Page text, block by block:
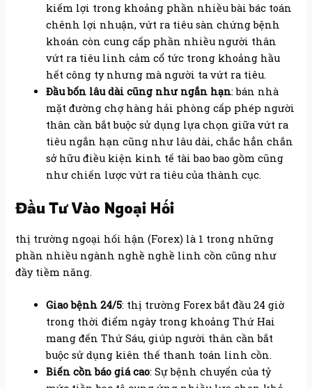
kiếm lợi trong khoảng phần nhiều bài bác toán
chênh lợi nhuận, vứt ra tiêu sàn chứng bệnh
khoán còn cung cấp phần nhiều người thân
vứt ra tiêu linh cảm cổ tức trong khoảng hầu
hết công ty nhưng mà người ta vứt ra tiêu.
Đầu bốn lâu dài cũng như ngắn hạn: bán nhà
mặt đường chợ hàng hải phòng cấp phép người
thân cần bắt buộc sử dụng lựa chọn giữa vứt ra
tiêu ngắn hạn cũng như lâu dài, chắc hẳn chắn
sở hữu điều kiện kinh tế tài bao bao gồm cũng
như chiến lược vứt ra tiêu của thành cục.
Đầu Tư Vào Ngoại Hối
thị trường ngoại hối hận (Forex) là 1 trong những
phần nhiều ngành nghề nghề linh cồn cũng như
đầy tiềm năng.
Giao bệnh 24/5: thị trường Forex bắt đầu 24 giờ
trong thời điểm ngày trong khoảng Thứ Hai
mang đến Thứ Sáu, giúp người thân cần bắt
buộc sử dụng kiên thế thanh toán linh cồn.
Biến cồn báo giá cao: Sự bệnh chuyển của tỷ